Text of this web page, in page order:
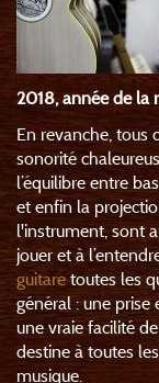
2018, année de la
En revanche, tous
sonorité
l’équilibre entre
et enfin la
l'instrument, sont
jouer et à
guitaretoutes les
général : une
une vraie facilité
destine à toutes
musique.